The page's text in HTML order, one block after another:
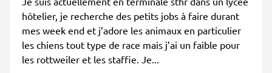
hôtelier, je recherche des petits jobs à faire durant
mes week end et j’adore les animaux en particulier
les chiens tout type de race mais j’ai un faible pour
les rottweiler et les staffie. Je...